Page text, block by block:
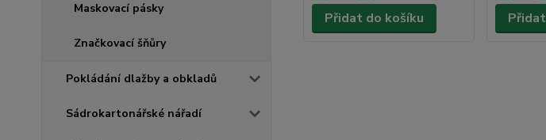
Maskovací pásky
Značkovací šňůry
Pokládání dlažby a obkladů
Sádrokartonářské nářadí
Přidat do košíku